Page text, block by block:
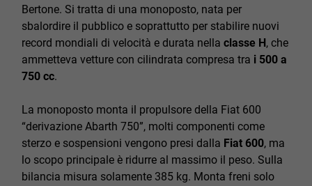
Bertone. Si tratta di una monoposto, nata per
sbalordire il pubblico e soprattutto per stabilire nuovi
record mondiali di velocità e durata nella classe H, che
ammetteva vetture con cilindrata compresa tra i 500 a
750 cc.
La monoposto monta il propulsore della Fiat 600
“derivazione Abarth 750”, molti componenti come
sterzo e sospensioni vengono presi dalla Fiat 600, ma
lo scopo principale è ridurre al massimo il peso. Sulla
bilancia misura solamente 385 kg. Monta freni solo